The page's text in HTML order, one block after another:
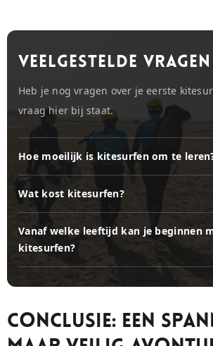
VEELGESTELDE VRAGEN
Heb je nog vragen over je eerste
vraag hier bij staat.
Hoe moeilijk is kitesurfen om te
Wat kost kitesurfen?
Vanaf welke leeftijd kan je beginnen
kitesurfen?
Conclusie: Een